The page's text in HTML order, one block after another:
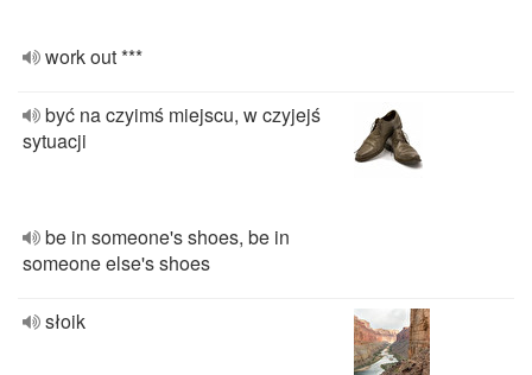
work out ***
być na czyimś miejscu, w czyjejś
sytuacji
be in someone's shoes, be in
someone else's shoes
słoik